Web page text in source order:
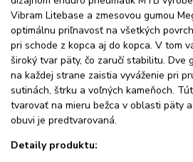
Vibram Litebase a zmesovou gumou
optimálnu priľnavosť na všetkých
pri schode z kopca aj do kopca. V tom
široký tvar päty, čo zaručí stabilitu. Dve
na každej strane zaistia vyváženie pri
sutinách, štrku a voľných kameňoch.
tvarovať na mieru bežca v oblasti päty
obuvi je predtvarovaná.
Detaily produktu: